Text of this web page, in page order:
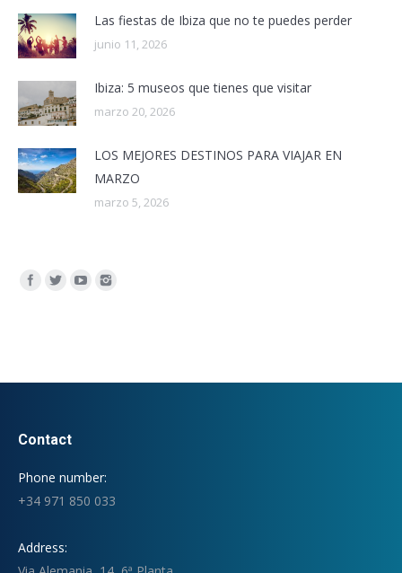
Las fiestas de Ibiza que no te puedes perder
junio 11, 2026
Ibiza: 5 museos que tienes que visitar
marzo 20, 2026
LOS MEJORES DESTINOS PARA VIAJAR EN
MARZO
marzo 5, 2026
Encuéntranos en:
Contact
Phone number:
+34 971 850 033
Address: